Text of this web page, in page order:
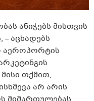
ანიჭებს მისთვის
– აცხადებს
აეროპორტის
თქმით,
არ არის